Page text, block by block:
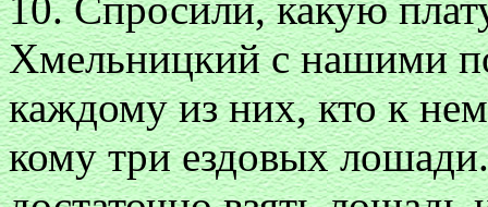
Хмельницкий с нашими
каждому из них, кто к
кому три ездовых